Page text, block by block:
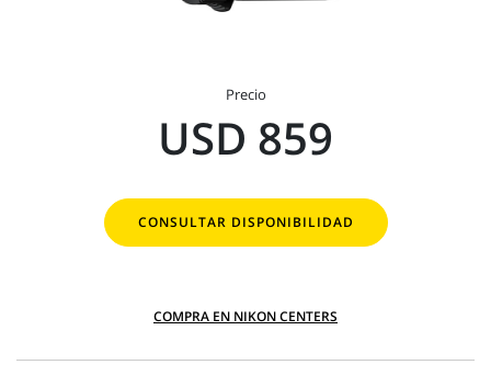
Precio
USD 859
CONSULTAR DISPONIBILIDAD
COMPRA EN NIKON CENTERS